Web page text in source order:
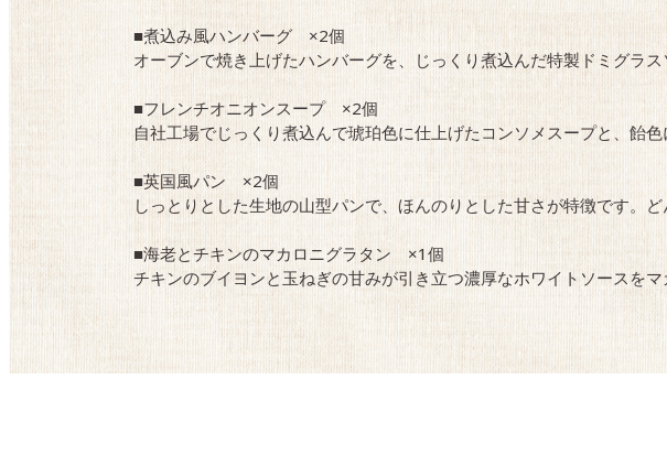
■煮込み風ハンバーグ ×2個
オーブンで焼き上げたハンバーグを、じっくり煮込んだ特製ドミグラ
■フレンチオニオンスープ ×2個
自社工場でじっくり煮込んで琥珀色に仕上げたコンソメスープと、飴
■英国風パン ×2個
しっとりとした生地の山型パンで、ほんのりとした甘さが特徴です。
■海老とチキンのマカロニグラタン ×1個
チキンのブイヨンと玉ねぎの甘みが引き立つ濃厚なホワイトソースを